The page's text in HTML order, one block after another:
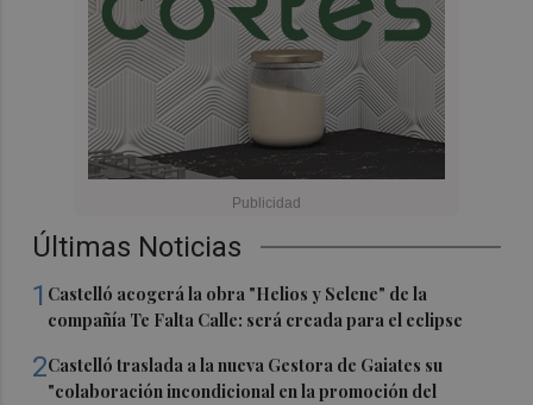
Últimas Noticias
1 Castelló acogerá la obra "Helios y Selene" de la
compañía Te Falta Calle: será creada para el eclipse
2Castelló traslada a la nueva Gestora de Gaiates su
"colaboración incondicional en la promoción del